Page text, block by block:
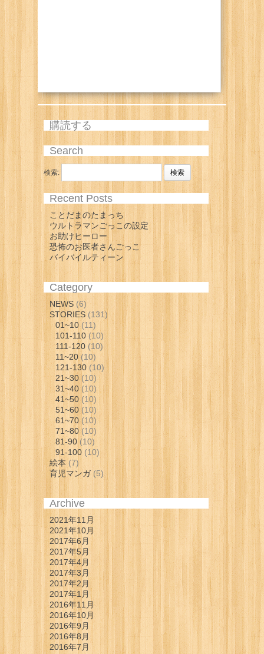
購読する
Search
検索:
Recent Posts
ことだまのたまっち
ウルトラマンごっこの設定
お助けヒーロー
恐怖のお医者さんごっこ
バイバイルティーン
Category
NEWS(6)
STORIES(131)
01~10(11)
101-110 (10)
111-120 (10)
11~20 (10)
121-130 (10)
21~30(10)
31~40(10)
41~50(10)
51~60 (10)
61~70(10)
71~80(10)
81-90 (10)
91-100 (10)
絵本 (7)
育児マンガ(5)
Archive
2021年11月
2021年10月
2017年6月
2017年5月
2017年4月
2017年3月
2017年2月
2017年1月
2016年11月
2016年10月
2016年9月
2016年8月
2016年7月